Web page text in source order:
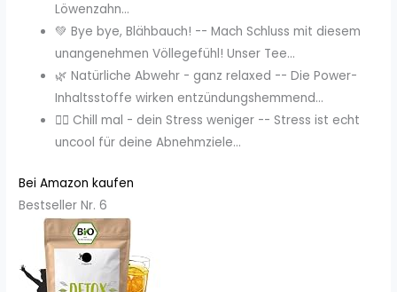
Löwenzahn...
💚 Bye bye, Blähbauch! -- Mach Schluss mit diesem
unangenehmen Völlegefühl! Unser Tee...
🌿 Natürliche Abwehr - ganz relaxed -- Die Power-
Inhaltsstoffe wirken entzündungshemmend...
🧘‍♀️ Chill mal - dein Stress weniger -- Stress ist echt
uncool für deine Abnehmziele...
Bei Amazon kaufen
Bestseller Nr. 6